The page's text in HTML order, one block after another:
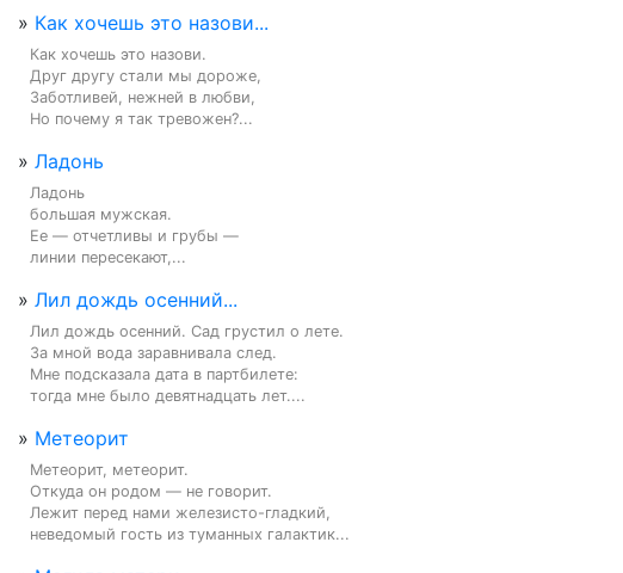
» Как хочешь это назови...
Как хочешь это назови.
Друг другу стали мы дороже,
Заботливей, нежней в любви,
Но почему я так тревожен?...
» Ладонь
Ладонь
большая мужская.
Ее — отчетливы и грубы —
линии пересекают,...
» Лил дождь осенний...
Лил дождь осенний. Сад грустил о лете.
За мной вода заравнивала след.
Мне подсказала дата в партбилете:
тогда мне было девятнадцать лет....
» Метеорит
Метеорит, метеорит.
Откуда он родом — не говорит.
Лежит перед нами железисто-гладкий,
неведомый гость из туманных галактик...